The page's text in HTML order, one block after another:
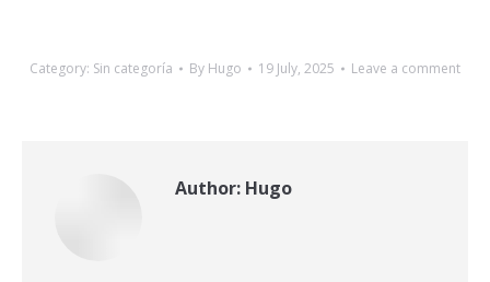
Category: Sin categoría By Hugo 19 July, 2025 Leave a comment
Author: Hugo